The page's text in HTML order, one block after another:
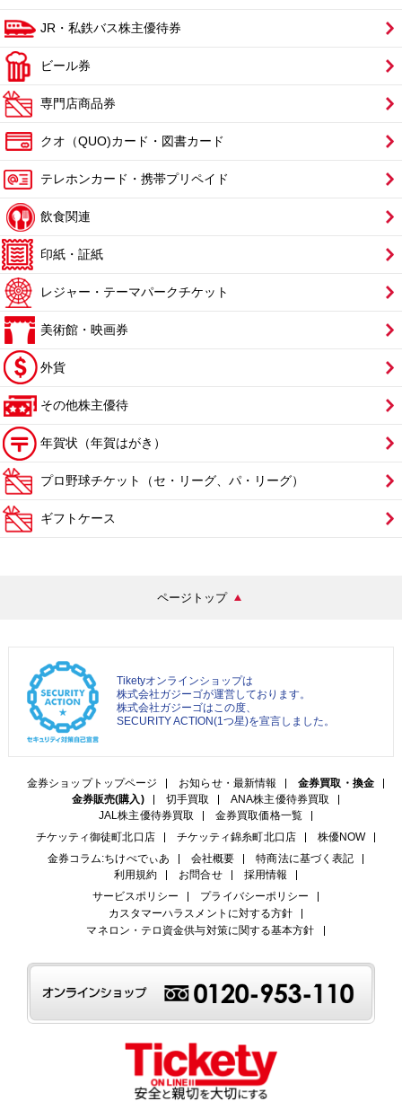
JR・私鉄バス株主優待券
ビール券
専門店商品券
クオ（QUO)カード・図書カード
テレホンカード・携帯プリペイド
飲食関連
印紙・証紙
レジャー・テーマパークチケット
美術館・映画券
外貨
その他株主優待
年賀状（年賀はがき）
プロ野球チケット（セ・リーグ、パ・リーグ）
ギフトケース
ページトップ
Tiketyオンラインショップは
株式会社ガジーゴが運営しております。
株式会社ガジーゴはこの度、
SECURITY ACTION(1つ星)を宣言しました。
金券ショップトップページ お知らせ・最新情報
金券買取・換金
金券販売(購入)
切手買取
ANA株主優待券買取
JAL株主優待券買取
金券買取価格一覧
チケッティ御徒町北口店
チケッティ錦糸町北口店
株優NOW
金券コラム:ちけぺでぃあ
会社概要
特商法に基づく表記
利用規約
お問合せ
採用情報
サービスポリシー
プライバシーポリシー
カスタマーハラスメントに対する方針
マネロン・テロ資金供与対策に関する基本方針